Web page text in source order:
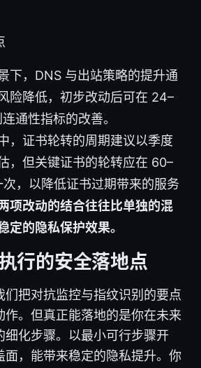
下，DNS 与出站策略的提升通
险降低，初步改动后可在 24–
通性指标的改善。
，证书轮转的周期建议以季度
，但关键证书的轮转应在 60–
，以降低证书过期带来的服务
项改动的结合往往比单独的混
定的隐私保护效果。
行的安全落地点
们把对抗监控与指纹识别的要点
作。但真正能落地的是你在未来
细化步骤。以最小可行步骤开
面，能带来稳定的隐私提升。你